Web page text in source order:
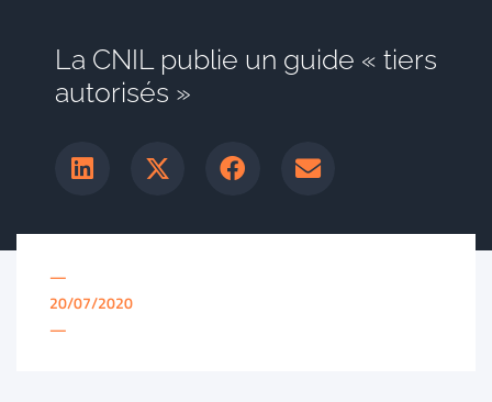
La CNIL publie un guide « tiers
autorisés »
—
20/07/2020
—